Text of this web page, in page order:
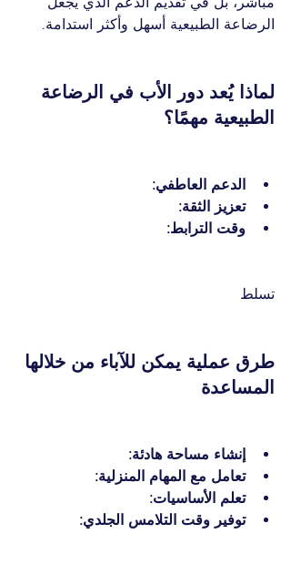
الرضاعة الطبيعية أسهل وأكثر استدامة.
لماذا يُعد دور الأب في الرضاعة
الطبيعية مهمًا؟
الدعم العاطفي:
تعزيز الثقة:
وقت الترابط:
تسلط
طرق عملية يمكن للآباء من خلالها
المساعدة
إنشاء مساحة هادئة:
تعامل مع المهام المنزلية:
تعلم الأساسيات:
توفير وقت التلامس الجلدي: